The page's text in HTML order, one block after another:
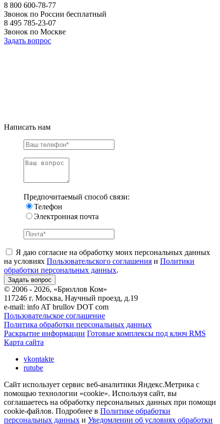
8 800 600-78-77
Звонок по России бесплатный
8 495 785-23-07
Звонок по Москве
Задать вопрос
Написать нам
Предпочитаемый способ связи:
Телефон
Электронная почта
Я даю согласие на обработку моих персональных данных
на условиях Пользовательского соглашения и Политики
обработки персональных данных.
© 2006 - 2026, «Брюллов Ком»
117246 г. Москва, Научный проезд, д.19
e-mail: info AT brullov DOT com
Пользовательское соглашение
Политика обработки персональных данных
Раскрытие информации Готовые комплексы под ключ RMS
Карта сайта
vkontakte
rutube
Сайт использует сервис веб-аналитики Яндекс.Метрика с
помощью технологии «cookie». Используя сайт, вы
соглашаетесь на обработку персональных данных при помощи
cookie-файлов. Подробнее в Политике обработки
персональных данных и Уведомлении об условиях обработки